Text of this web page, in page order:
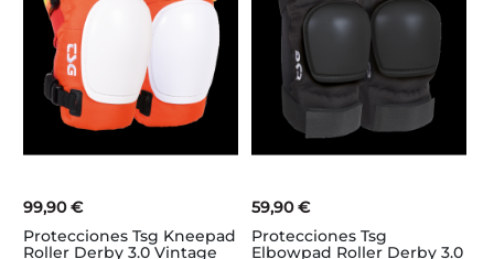
99,90 €
Protecciones Tsg Kneepad
Roller Derby 3.0 Vintage
59,90 €
Protecciones Tsg
Elbowpad Roller Derby 3.0